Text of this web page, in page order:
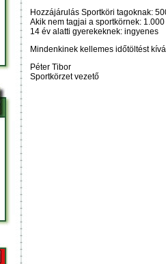
Hozzájárulás Sportköri tagoknak:
Akik nem tagjai a sportkörnek: 1.000
14 év alatti gyerekeknek: ingyenes
Mindenkinek kellemes időtöltést
Péter Tibor
Sportkörzet vezető